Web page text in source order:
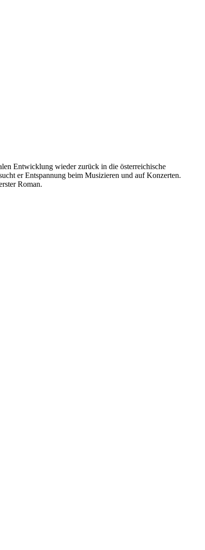
Entwicklung wieder zurück in die österreichische
er Entspannung beim Musizieren und auf Konzerten.
Roman.